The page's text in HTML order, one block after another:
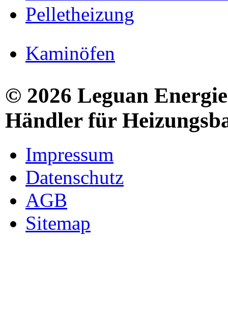
Pelletheizung
Kaminöfen
© 2026 Leguan
Händler für
Impressum
Datenschutz
AGB
Sitemap